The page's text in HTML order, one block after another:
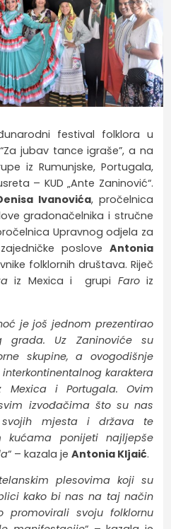
festival folklora u
jubav tance igraše”, a na
iz Rumunjske, Portugala,
– KUD „Ante Zaninović“.
Ivanovića, pročelnica
gradonačelnika i stručne
Upravnog odjela za
poslove Antonia
folklornih društava. Riječ
iz Mexica i grupi Faroiz
je još jednom prezentirao
grada. Uz Zaninoviće su
skupine, a ovogodišnje
karaktera
Mexica i Portugala. Ovim
izvođačima što su nas
mjesta i država te
ponijeti najljepše
“ – kazala jeAntonia Kljaić.
plesovima koji su
kako bi nas na taj način
promovirali svoju folklornu